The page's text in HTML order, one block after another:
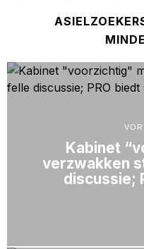
Kabinet
verzwakken
discussie;